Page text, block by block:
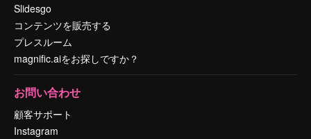
Slidesgo
コンテンツを販売する
プレスルーム
magnific.aiをお探しですか？
お問い合わせ
顧客サポート
Instagram